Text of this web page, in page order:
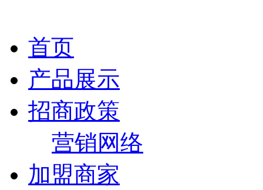
首页
产品展示
招商政策
营销网络
加盟商家